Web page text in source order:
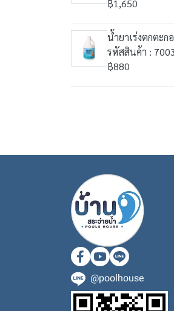
฿1,650
น้ำยาเร่งตกตะก
รหัสสินค้า : 7003
฿880
@poolhouse